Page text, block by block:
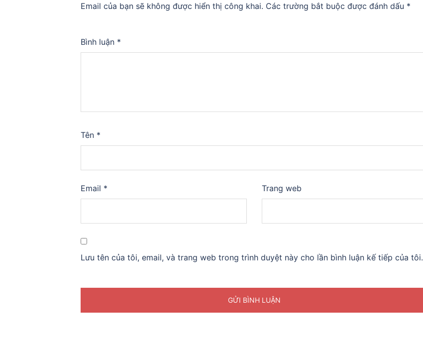
Email của bạn sẽ không được hiển thị công khai. Các trường bắt buộc được đánh dấu *
Bình luận *
Tên *
Email * Trang web
Lưu tên của tôi, email, và trang web trong trình duyệt này cho lần bình luận kế tiếp của tôi.